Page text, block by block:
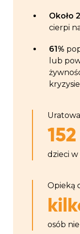
Około
cierpi
61%
lub
152
dzieci w
Opieką
osób